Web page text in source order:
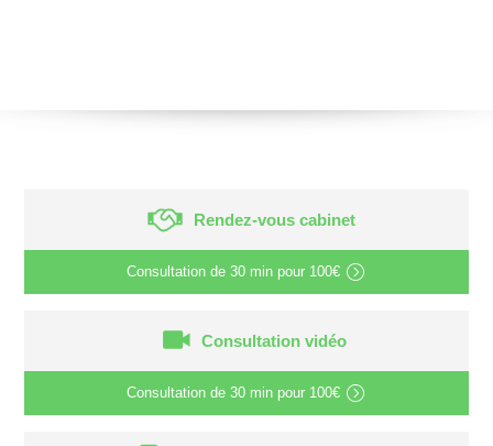
Rendez-vous cabinet
Consultation de 30 min pour 100€
Consultation vidéo
Consultation de 30 min pour 100€